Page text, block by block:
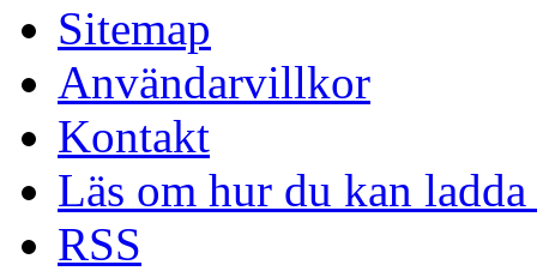
Sitemap
Användarvillkor
Kontakt
Läs om hur du kan
RSS